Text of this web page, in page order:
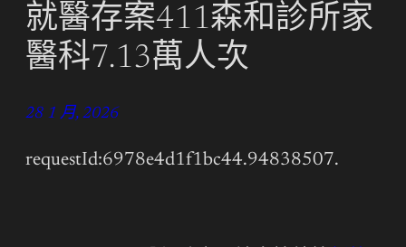
就醫存案411森和診所家
醫科7.13萬人次
28 1 月, 2026
requestId:6978e4d1f1bc44.94838507.